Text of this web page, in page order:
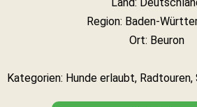
Region: Baden-
Ort: Beuron
Kategorien: Hunde erlaubt,